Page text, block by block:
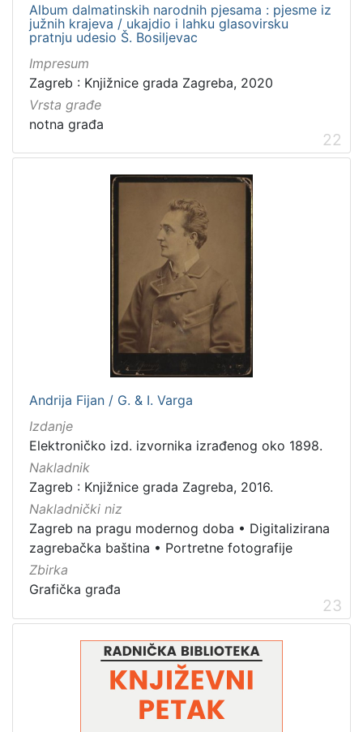
Album dalmatinskih narodnih pjesama : pjesme iz
južnih krajeva / ukajdio i lahku glasovirsku
pratnju udesio Š. Bosiljevac
Impresum
Zagreb : Knjižnice grada Zagreba, 2020
Vrsta građe
notna građa
22
Andrija Fijan / G. & I. Varga
Izdanje
Elektroničko izd. izvornika izrađenog oko 1898.
Nakladnik
Zagreb : Knjižnice grada Zagreba, 2016.
Nakladnički niz
Zagreb na pragu modernog doba • Digitalizirana
zagrebačka baština • Portretne fotografije
Zbirka
Grafička građa
23